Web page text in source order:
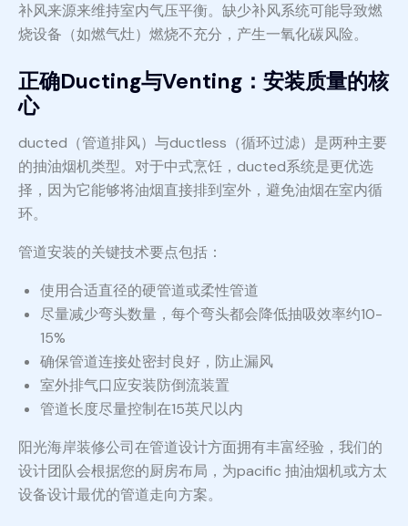
补风来源来维持室内气压平衡。缺少补风系统可能导致燃
烧设备（如燃气灶）燃烧不充分，产生一氧化碳风险。
正确Ducting与Venting：安装质量的核
心
ducted（管道排风）与ductless（循环过滤）是两种主要
的抽油烟机类型。对于中式烹饪，ducted系统是更优选
择，因为它能够将油烟直接排到室外，避免油烟在室内循
环。
管道安装的关键技术要点包括：
使用合适直径的硬管道或柔性管道
尽量减少弯头数量，每个弯头都会降低抽吸效率约10-
15%
确保管道连接处密封良好，防止漏风
室外排气口应安装防倒流装置
管道长度尽量控制在15英尺以内
阳光海岸装修公司在管道设计方面拥有丰富经验，我们的
设计团队会根据您的厨房布局，为pacific 抽油烟机或方太
设备设计最优的管道走向方案。